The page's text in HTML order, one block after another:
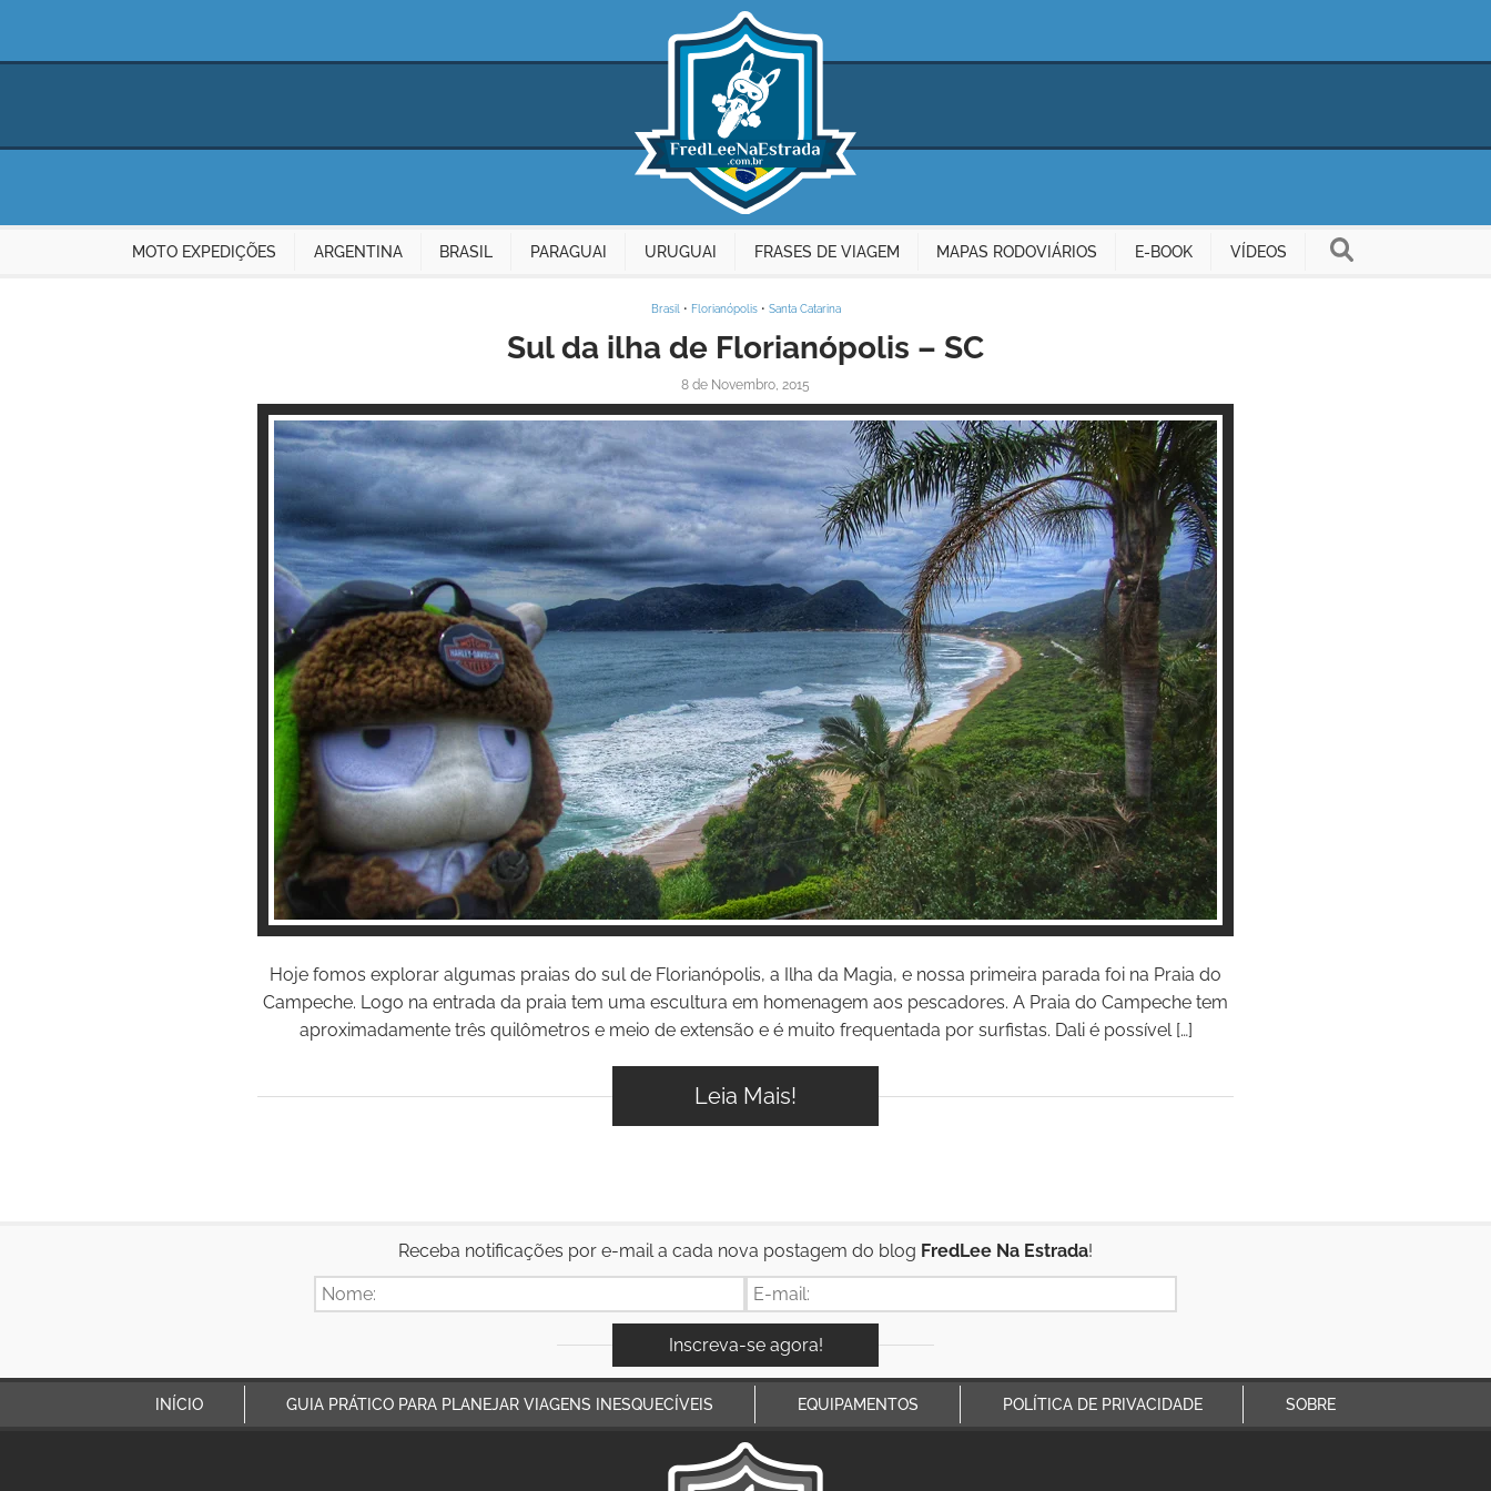
MOTO EXPEDIÇÕES ARGENTINA BRASIL PARAGUAI URUGUAI FRASES DE VIAGEM MAPAS RODOVIÁRIOS E-BOOK VÍDEOS
Brasil • Florianópolis• Santa Catarina
Sul da ilha de Florianópolis – SC
8 de Novembro, 2015
Inspire-se!
Hoje fomos explorar algumas praias do sul de Florianópolis, a Ilha da Magia, e nossa primeira parada foi na Praia do
Campeche. Logo na entrada da praia tem uma escultura em homenagem aos pescadores. A Praia do Campeche tem
aproximadamente três quilômetros e meio de extensão e é muito frequentada por surfistas. Dali é possível […]
Leia Mais!
Receba notificações por e-mail a cada nova postagem do blog FredLee Na Estrada!
INÍCIO GUIA PRÁTICO PARA PLANEJAR VIAGENS INESQUECÍVEIS EQUIPAMENTOS POLÍTICA DE PRIVACIDADE SOBRE